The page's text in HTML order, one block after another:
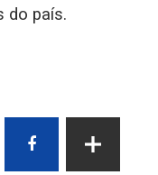
do país.